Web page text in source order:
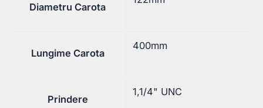
Diametru Carota
Lungime Carota
400mm
Prindere
1,1/4" UNC